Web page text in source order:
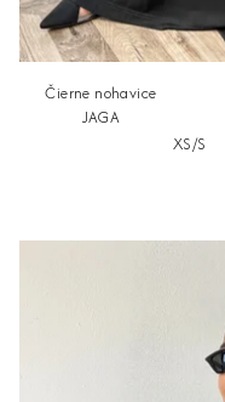
Čierne nohavice
JAGA
XS/S